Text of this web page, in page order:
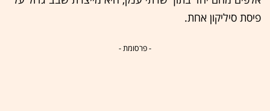
פיסת סיליקון אחת.
- פרסומת -